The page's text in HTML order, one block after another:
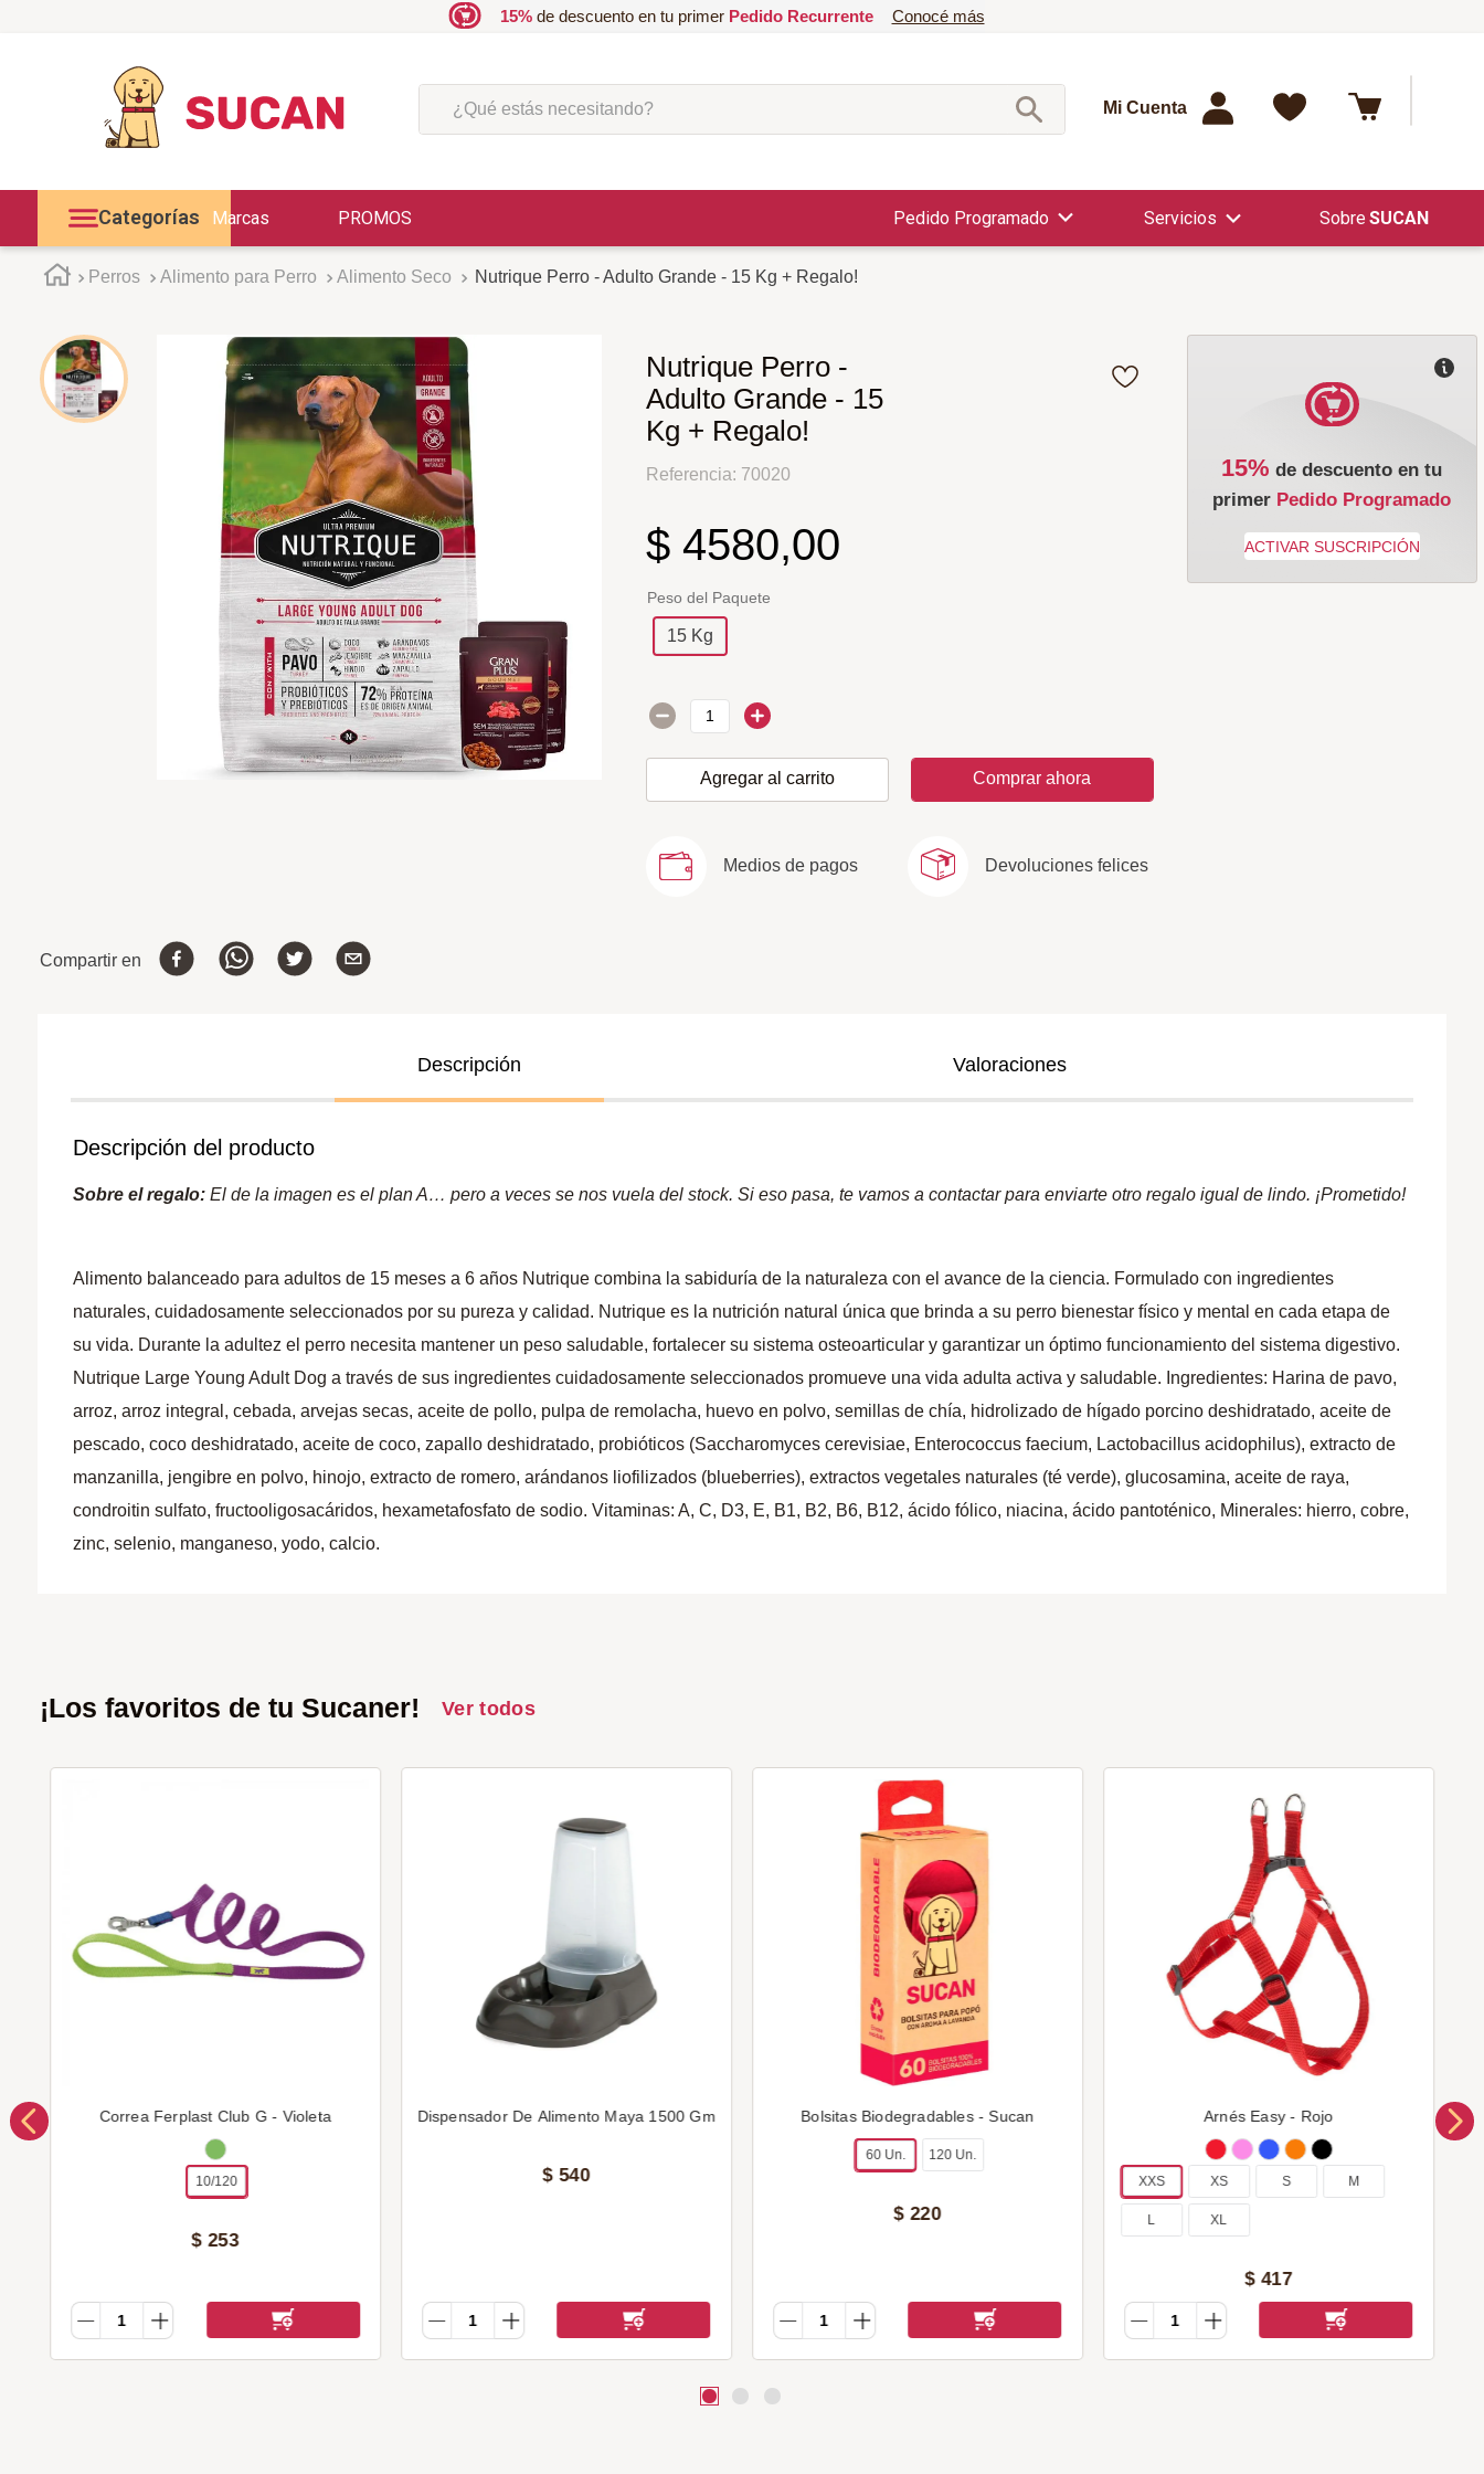
15%de descuento en tu primer Pedido Recurrente Conocé más
¿Qué estás necesitando?
Mi Cuenta
Categorías Marcas PROMOS Pedido Programado Servicios SUCAN
Perros Alimento para Perro Alimento Seco Nutrique Perro - Adulto Grande - 15 Kg + Regalo!
Nutrique Perro -
Adulto Grande - 15
Kg + Regalo!
Referencia: 70020
$ 4580,00
Peso del Paquete
15 Kg
Agregar al carrito Comprar ahora
15% de descuento en tu
primer Pedido Programado
Medios de pagos Devoluciones felices
Compartir en
Descripción Valoraciones
Descripción del producto
Sobre el regalo: El de la imagen es el plan A… pero a veces se nos vuela del stock. Si eso pasa, te vamos a contactar para enviarte otro regalo igual de lindo. ¡Prometido!
Alimento balanceado para adultos de 15 meses a 6 años Nutrique combina la sabiduría de la naturaleza con el avance de la ciencia. Formulado con ingredientes
naturales, cuidadosamente seleccionados por su pureza y calidad. Nutrique es la nutrición natural única que brinda a su perro bienestar físico y mental en cada etapa de
su vida. Durante la adultez el perro necesita mantener un peso saludable, fortalecer su sistema osteoarticular y garantizar un óptimo funcionamiento del sistema digestivo.
Nutrique Large Young Adult Dog a través de sus ingredientes cuidadosamente seleccionados promueve una vida adulta activa y saludable. Ingredientes: Harina de pavo,
arroz, arroz integral, cebada, arvejas secas, aceite de pollo, pulpa de remolacha, huevo en polvo, semillas de chía, hidrolizado de hígado porcino deshidratado, aceite de
pescado, coco deshidratado, aceite de coco, zapallo deshidratado, probióticos (Saccharomyces cerevisiae, Enterococcus faecium, Lactobacillus acidophilus), extracto de
manzanilla, jengibre en polvo, hinojo, extracto de romero, arándanos liofilizados (blueberries), extractos vegetales naturales (té verde), glucosamina, aceite de raya,
condroitin sulfato, fructooligosacáridos, hexametafosfato de sodio. Vitaminas: A, C, D3, E, B1, B2, B6, B12, ácido fólico, niacina, ácido pantoténico, Minerales: hierro, cobre,
zinc, selenio, manganeso, yodo, calcio.
¡Los favoritos de tu Sucaner! Ver todos
Correa Ferplast Club G - Violeta
10/120
$ 253
Dispensador De Alimento Maya 1500 Gm
$ 540
Bolsitas Biodegradables - Sucan
60 Un. 120 Un.
$ 220
Arnés Easy - Rojo
XXS XS S M
L XL
$ 417